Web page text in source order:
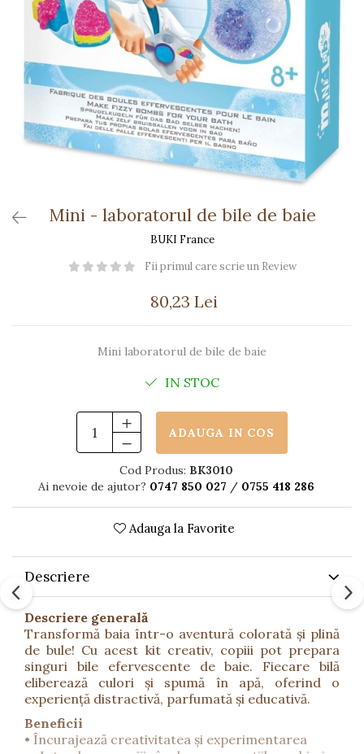
Păpuși
0-1 Ani
5-7 Ani
8-10 Ani
Mini - laboratorul de bile de baie
BUKI France
Fii primul care scrie un Review
80,23 Lei
Mini laboratorul de bile de baie
IN STOC
ADAUGA IN COS
Cod Produs: BK3010
Ai nevoie de ajutor? 0747 850 027 / 0755 418 286
Adauga la Favorite
Descriere
Descriere generală
Transformă baia într-o aventură colorată și plină
de bule! Cu acest kit creativ, copiii pot prepara
singuri bile efervescente de baie. Fiecare bilă
eliberează culori și spumă în apă, oferind o
experiență distractivă, parfumată și educativă.
Beneficii
• Încurajează creativitatea și experimentarea